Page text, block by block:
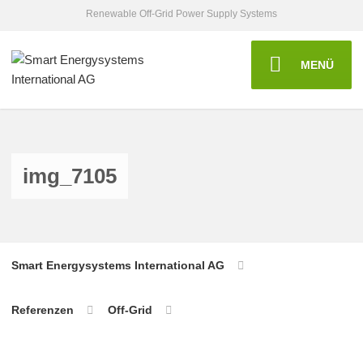
Renewable Off-Grid Power Supply Systems
MENÜ
img_7105
Smart Energysystems International AG
Referenzen Off-Grid